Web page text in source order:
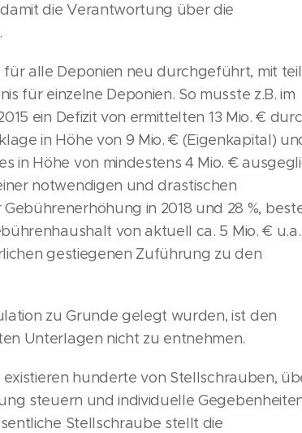
die Verantwortung über die
alle Deponien neu durchgeführt, mit
für einzelne Deponien. So musste z.B. im
ein Defizit von ermittelten 13 Mio. €
in Höhe von 9 Mio. € (Eigenkapital)
in Höhe von mindestens 4 Mio. €
notwendigen und drastischen
in 2018 und 28 %,
von aktuell ca. 5 Mio. € u.a.
gestiegenen Zuführung zu den
zu Grunde gelegt wurden, ist den
Unterlagen nicht zu entnehmen.
hunderte von Stellschrauben,
steuern und individuelle
Stellschraube stellt die